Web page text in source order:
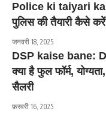
Police ki taiyari
पुलिस की तैयारी कैसे
जनवरी 18, 2025
DSP kaise bane:
क्या है फुल फॉर्म,
सैलरी
फ़रवरी 16, 2025